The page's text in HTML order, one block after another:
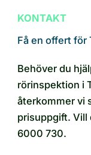
KONTAKT
Få en offert för
Behöver du
rörinspektion i
återkommer vi
prisuppgift. Vill
6000 730.